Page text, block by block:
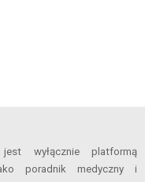
wyłącznie platformą
poradnik medyczny i